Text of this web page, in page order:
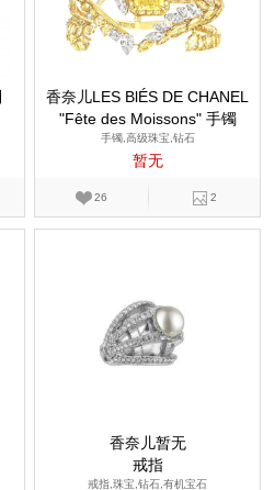
香奈儿LES BlÉS DE CHANEL
"Fête des Moissons" 手镯
手镯,高级珠宝,钻石
暂无
26 2
香奈儿暂无
戒指
戒指,珠宝,钻石,有机宝石